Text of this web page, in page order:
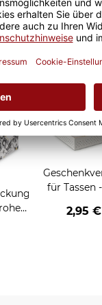
für Tassen
2,95 €